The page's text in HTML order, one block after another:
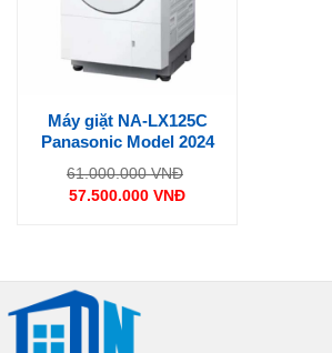
Máy giặt NA-LX125C
Panasonic Model 2024
61.000.000VNĐ
57.500.000 VNĐ